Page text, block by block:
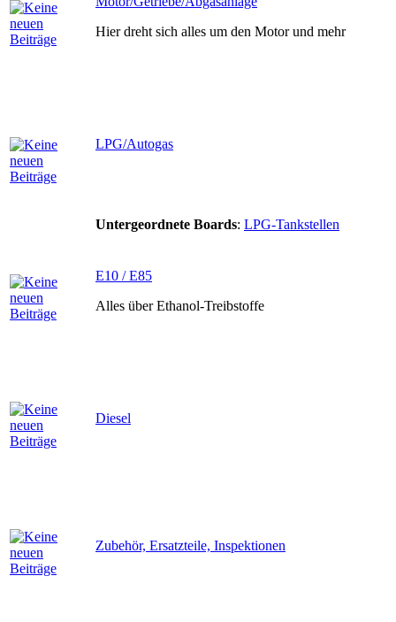
Hier dreht sich alles um den Motor und mehr
LPG/Autogas
Untergeordnete Boards: LPG-Tankstellen
E10 / E85
Alles über Ethanol-Treibstoffe
Diesel
Zubehör, Ersatzteile, Inspektionen